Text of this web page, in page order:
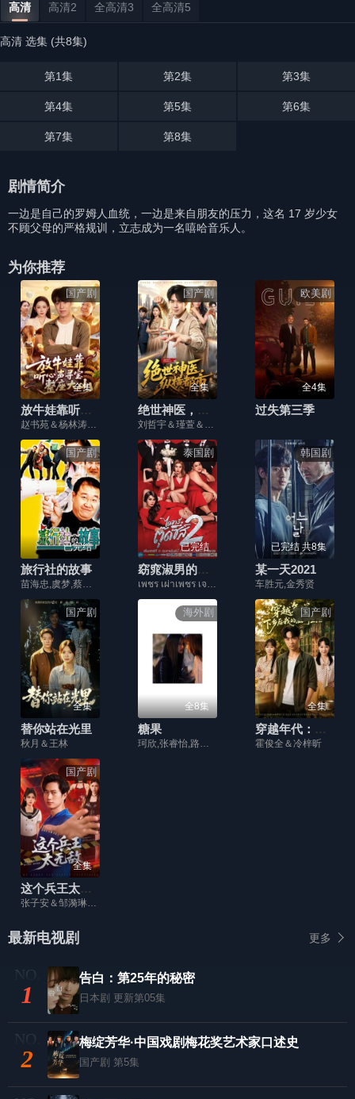
高清 高清2 全高清3 全高清5
高清 选集 (共8集)
第1集 第2集 第3集
第4集 第5集 第6集
第7集 第8集
剧情简介
一边是自己的罗姆人血统，一边是来自朋友的压力，这名 17 岁少女
不顾父母的严格规训，立志成为一名嘻哈音乐人。
为你推荐
国产剧
全集
放牛娃靠听心声寻宝整座大山
赵书苑＆杨林涛＆张世顺＆江路祺
国产剧
全集
绝世神医，纵横都市
刘哲宇＆瑾萱＆江路祺＆郭殿财
欧美剧
全4集
过失第三季
国产剧
已完结
旅行社的故事
苗海忠,虞梦,蔡明,英壮,张海燕,王玉宁
泰国剧
已完结
窈窕淑男的日记2
เพชร เผ่าเพชร เจริญสุข,ปิงปอง ธงชัย ทองกันทม,เต๋อ รัฐนันท์ จรรยาจิรวงศ์,พีค ภัทรศยา เครือสุวรรณศิริ
韩国剧
已完结 共8集
某一天2021
车胜元,金秀贤
国产剧
全集
替你站在光里
秋月＆王林
海外剧
全8集
糖果
珂欣,张睿怡,路昕,孙琰清
国产剧
全集
穿越年代：下乡后我的滋润生活
霍俊全＆冷梓昕
国产剧
全集
这个兵王太无敌
张子安＆邹漪琳＆江路祺
最新电视剧 更多
1
告白：第25年的秘密
日本剧 更新第05集
2
梅绽芳华·中国戏剧梅花奖艺术家口述史
国产剧 第5集